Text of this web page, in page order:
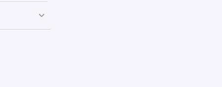
Je
předejít tak